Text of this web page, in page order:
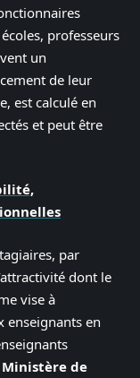
professeurs
un
de leur
est calculé en
et peut être
par
dont le
vise à
enseignants en
Ministère de